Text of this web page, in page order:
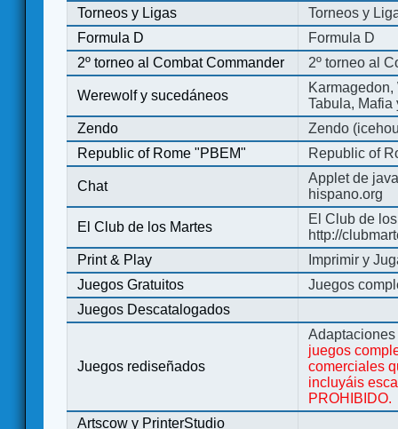
Torneos y Ligas
Torneos y
Formula D
Formula D
2º torneo al Combat Commander
2º torneo al
Werewolf y sucedáneos
Tabula, Mafia
Zendo
Zendo
Republic of Rome "PBEM"
Republic of
Chat
Applet de
hispano.org
El Club de los Martes
El Club de
http://
Print & Play
Imprimir y
Juegos Gratuitos
Juegos
Juegos Descatalogados
Juegos rediseñados
juegos
comerciales
incluyáis
PROHIBIDO.
Artscow y PrinterStudio